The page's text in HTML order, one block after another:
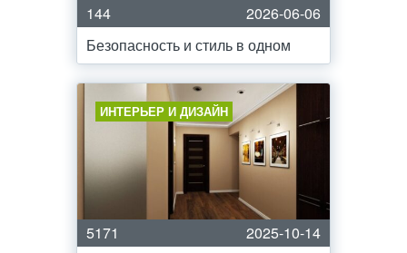
144
2026-06-06
Безопасность и стиль в одном
ИНТЕРЬЕР И ДИЗАЙН
5171
2025-10-14